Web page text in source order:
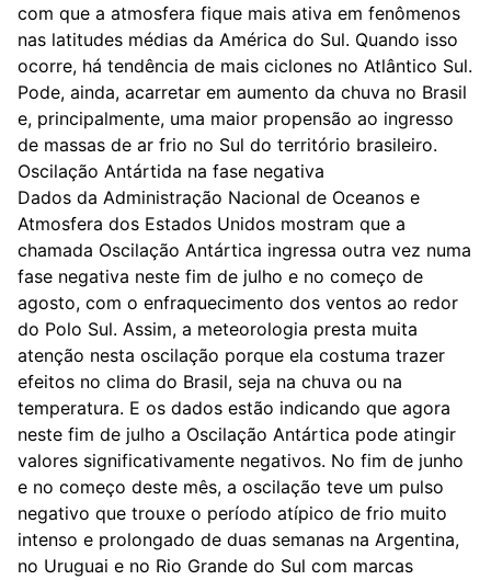
com que a atmosfera fique mais ativa em fenômenos
nas latitudes médias da América do Sul. Quando isso
ocorre, há tendência de mais ciclones no Atlântico Sul.
Pode, ainda, acarretar em aumento da chuva no Brasil
e, principalmente, uma maior propensão ao ingresso
de massas de ar frio no Sul do território brasileiro.
Oscilação Antártida na fase negativa
Dados da Administração Nacional de Oceanos e
Atmosfera dos Estados Unidos mostram que a
chamada Oscilação Antártica ingressa outra vez numa
fase negativa neste fim de julho e no começo de
agosto, com o enfraquecimento dos ventos ao redor
do Polo Sul. Assim, a meteorologia presta muita
atenção nesta oscilação porque ela costuma trazer
efeitos no clima do Brasil, seja na chuva ou na
temperatura. E os dados estão indicando que agora
neste fim de julho a Oscilação Antártica pode atingir
valores significativamente negativos. No fim de junho
e no começo deste mês, a oscilação teve um pulso
negativo que trouxe o período atípico de frio muito
intenso e prolongado de duas semanas na Argentina,
no Uruguai e no Rio Grande do Sul com marcas